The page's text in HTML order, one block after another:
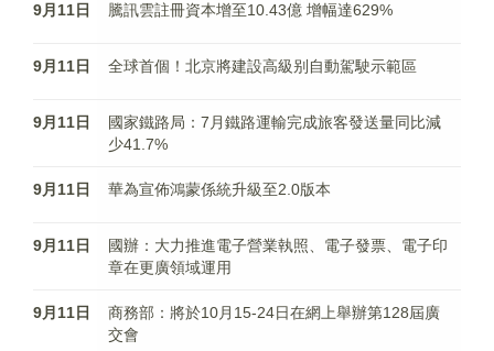
9月11日 騰訊雲註冊資本增至10.43億 增幅達629%
9月11日 全球首個！北京將建設高級别自動駕駛示範區
9月11日
國家鐵路局：7月鐵路運輸完成旅客發送量同比減
少41.7%
9月11日 華為宣佈鴻蒙係統升級至2.0版本
9月11日
國辦：大力推進電子營業執照、電子發票、電子印
章在更廣領域運用
9月11日
商務部：將於10月15-24日在網上舉辦第128屆廣
交會